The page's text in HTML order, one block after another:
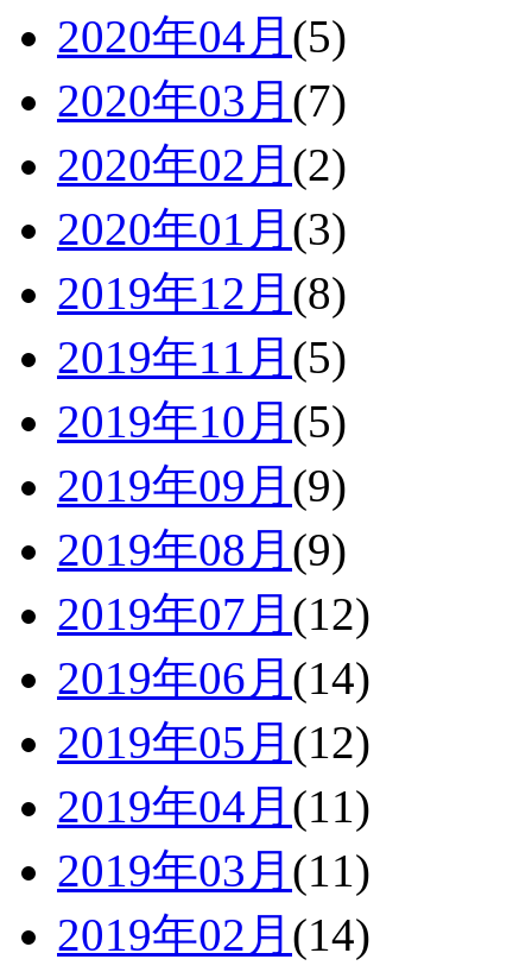
2020年04月 (5)
2020年03月 (7)
2020年02月 (2)
2020年01月 (3)
2019年12月 (8)
2019年11月 (5)
2019年10月 (5)
2019年09月 (9)
2019年08月 (9)
2019年07月 (12)
2019年06月 (14)
2019年05月 (12)
2019年04月 (11)
2019年03月 (11)
2019年02月 (14)